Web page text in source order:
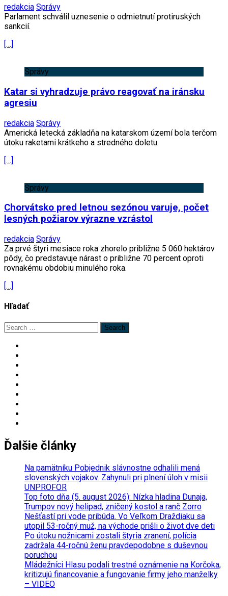
redakcia Správy
Parlament schválil uznesenie o odmietnutí protiruských
sankcií.
[…]
Správy
Katar si vyhradzuje právo reagovať na iránsku
agresiu
redakcia Správy
Americká letecká základňa na katarskom území bola terčom
útoku raketami krátkeho a stredného doletu.
[…]
Správy
Chorvátsko pred letnou sezónou varuje, počet
lesných požiarov výrazne vzrástol
redakcia Správy
Za prvé štyri mesiace roka zhorelo približne 5 060 hektárov
pôdy, čo predstavuje nárast o približne 70 percent oproti
rovnakému obdobiu minulého roka.
[…]
Hľadať
Search
for:
Ďalšie články
Na pamätníku Pobjednik slávnostne odhalili mená
slovenských vojakov. Zahynuli pri plnení úloh v misii
UNPROFOR
Top foto dňa (5. august 2026): Nízka hladina Dunaja,
Trumpov nový helipad, zničený kostol a ranč Zorro
Nešťastí pri vode pribúda. Vo Veľkom Draždiaku sa
utopil 53-ročný muž, na východe prišli o život dve deti
Po útoku nožnicami zostali štyria zranení, polícia
zadržala 44-ročnú ženu pravdepodobne s duševnou
poruchou
Mládežníci Hlasu podali trestné oznámenie na Korčoka,
kritizujú financovanie a fungovanie firmy jeho manželky
– VIDEO